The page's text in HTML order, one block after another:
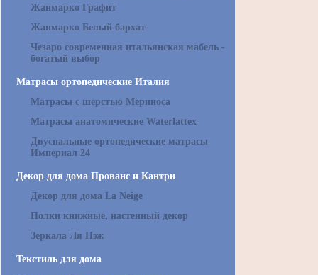
Жанмарко Графит
Жанмарко Белый бархат
Чезаро современная итальянская мабель -
богатый выбор
Матрасы ортопедические Италия
Матрасы с шерстью Мериноса
Матрасы анатомические Waterlattex
Двуспальные ортопедические матрасы
Империал 24
Декор для дома Прованс и Кантри
Декор для дома La Neige
Полки книжные, настенный декор
Зеркала Ля Нэж
Текстиль для дома